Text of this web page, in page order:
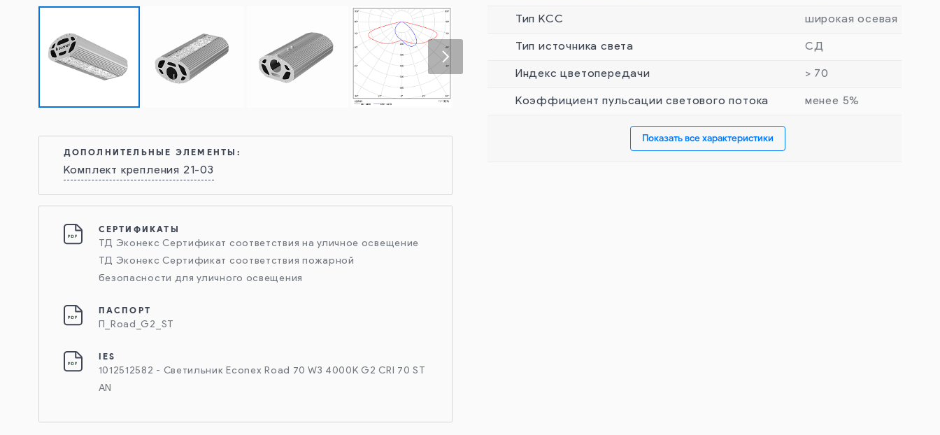
ДОПОЛНИТЕЛЬНЫЕ ЭЛЕМЕНТЫ:
Комплект крепления 21-03
СЕРТИФИКАТЫ
ТД Эконекс Сертификат соответствия на уличное освещение
ТД Эконекс Сертификат соответствия пожарной
безопасности для уличного освещения
ПАСПОРТ
П_Road_G2_ST
IES
1012512582 - Светильник Econex Road 70 W3 4000K G2 CRI 70 ST
AN
Тип КСС широкая осевая
Тип источника света СД
Индекс цветопередачи > 70
Коэффициент пульсации светового потока менее 5%
Показать все характеристики